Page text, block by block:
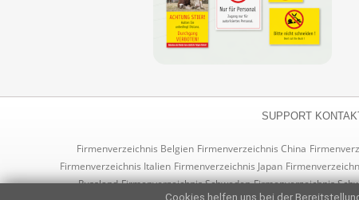
SUPPORT
Firmenverzeichnis Belgien Firmenverzeichnis China
Firmenverzeichnis Italien Firmenverzeichnis Japan
Russland Firmenverzeichnis Schweden Firmenverzeichnis
Cookies helfen uns bei der